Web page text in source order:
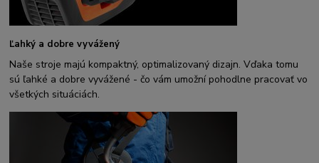
Ľahký a dobre vyvážený
Naše stroje majú kompaktný, optimalizovaný dizajn. Vďaka tomu
sú ľahké a dobre vyvážené - čo vám umožní pohodlne pracovať vo
všetkých situáciách.